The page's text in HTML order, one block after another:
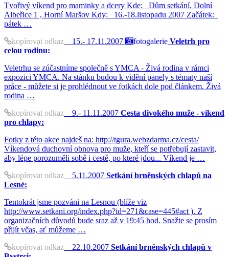
Tvořivý víkend pro maminky a dcery Kde: Dům setkání, Dolní
Albeřice 1 , Horní Maršov Kdy: 16.-18.listopadu 2007 Začátek:
pátek …
kopírovat odkaz 15.- 17.11.2007 fotogalerie Veletrh pro
celou rodinu:
Veletrhu se zúčastníme společně s YMCA - Živá rodina v rámci
expozici YMCA. Na stánku budou k vidění panely s tématy naší
práce - můžete si je prohlédnout ve fotkách dole pod článkem. Živá
rodina …
kopírovat odkaz 9.- 11.11.2007 Cesta divokého muže - víkend
pro chlapy:
Fotky z této akce najdeš na: http://tgura.webzdarma.cz/cesta/
Víkendová duchovní obnova pro muže, kteří se potřebují zastavit,
aby lépe porozuměli sobě i cestě, po které jdou... Víkend je …
kopírovat odkaz 5.11.2007 Setkání brněnských chlapů na
Lesné:
Tentokrát jsme pozváni na Lesnou (blíže viz
http://www.setkani.org/index.php?id=271&case=445#act ). Z
organizačních důvodů bude sraz až v 19:45 hod. Snažte se prosím
přijít včas, ať můžeme …
kopírovat odkaz 22.10.2007 Setkání brněnských chlapů v